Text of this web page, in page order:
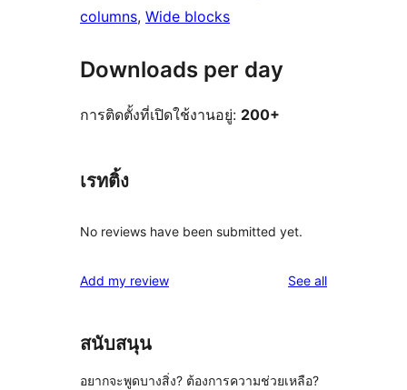
columns, Wide blocks
Downloads per day
การติดตั้งที่เปิดใช้งานอยู่: 200+
เรทติ้ง
No reviews have been submitted yet.
Add my review See allreviews
สนับสนุน
อยากจะพูดบางสิ่ง? ต้องการความช่วยเหลือ?